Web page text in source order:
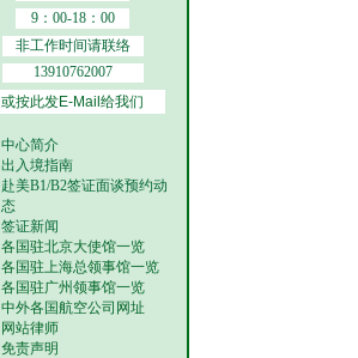
9：00-18：00
非工作时间请联络
13910762007
或按此发E-Mail给我们
中心简介
出入境指南
赴美B1/B2签证面谈预约动
态
签证新闻
各国驻北京大使馆一览
各国驻上海总领事馆一览
各国驻广州领事馆一览
中外各国航空公司网址
网站律师
免责声明